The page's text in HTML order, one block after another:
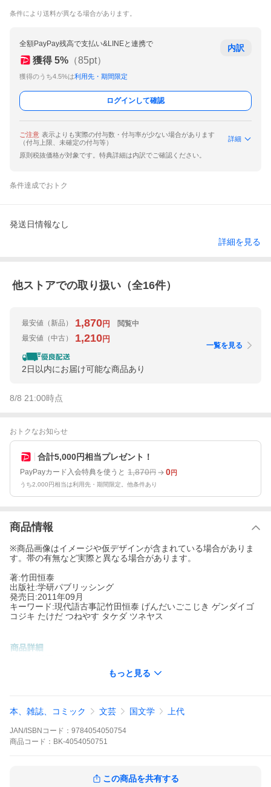
条件により送料が異なる場合があります。
全額PayPay残高で支払い&LINEと連携で
獲得 5% （85pt）
獲得のうち4.5%は利用先・期間限定
内訳
ログインして確認
ご注意 表示よりも実際の付与数・付与率が少ない場合があります
（付与上限、未確定の付与等）
詳細
原則税抜価格が対象です。特典詳細は内訳でご確認ください。
条件達成でおトク
発送日情報なし
詳細を見る
他ストアでの取り扱い（全16件）
最安値 （新品） 1,870円
閲覧中
最安値 （中古） 1,210円
2日以内にお届け可能な商品あり
一覧を見る
8/8 21:00時点
おトクなお知らせ
合計5,000円相当プレゼント！
PayPayカード入会特典を使うと 1,870円 0円
うち2,000円相当は利用先・期間限定。他条件あり
商品情報
※商品画像はイメージや仮デザインが含まれている場合がありま
す。帯の有無など実際と異なる場合があります。
著:竹田恒泰
出版社:学研パブリッシング
発売日:2011年09月
キーワード:現代語古事記竹田恒泰 げんだいごこじき ゲンダイゴ
コジキ たけだ つねやす タケダ ツネヤス
学研パブリッシング
記全文を完全現代語訳。
※本データはこの商品が発売された時点の情報です。
もっと見る
本、雑誌、コミック 文芸 国文学 上代
JAN/ISBNコード： 9784054050754
商品 コード： BK-4054050751
この商品を共有する